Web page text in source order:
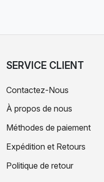
SERVICE CLIENT
Contactez-Nous
À propos de nous
Méthodes de paiement
Expédition et Retours
Politique de retour